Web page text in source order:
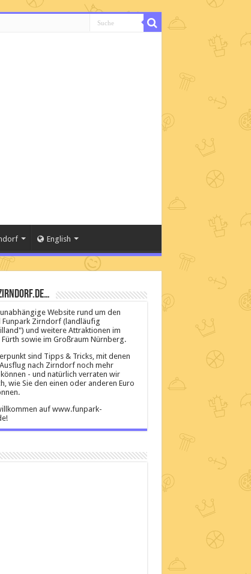
English
unabhängige Website rund um den
Funpark Zirndorf (landläufig
und weitere Attraktionen im
Fürth sowie im Großraum Nürnberg.
sind Tipps & Tricks, mit denen
nach Zirndorf noch mehr
- und natürlich verraten wir
wie Sie den einen oder anderen Euro
auf www.funpark-